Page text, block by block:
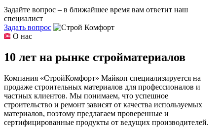
Задайте вопрос – в ближайшее время вам ответит наш
специалист
Задать вопрос
О нас
10 лет на рынке стройматериалов
Компания «СтройКомфорт» Майкоп специализируется на
продаже строительных материалов для профессионалов и
частных клиентов. Мы понимаем, что успешное
строительство и ремонт зависят от качества используемых
материалов, поэтому предлагаем проверенные и
сертифицированные продукты от ведущих производителей.